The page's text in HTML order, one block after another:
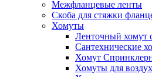
Межфланцевые ленты
Скоба для стяжки
Хомуты
Ленточный хомут
Сантехнические
Хомут
Хомуты для